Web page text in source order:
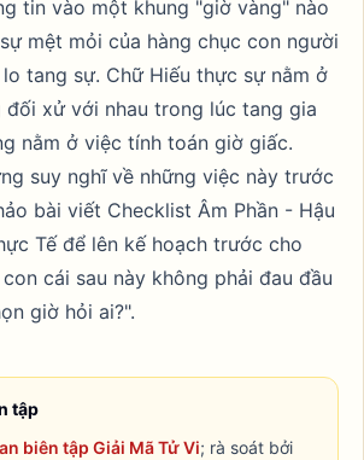
tin vào một khung "giờ vàng" nào
mệt mỏi của hàng chục con người
tang sự. Chữ Hiếu thực sự nằm ở
đối xử với nhau trong lúc tang gia
nằm ở việc tính toán giờ giấc.
suy nghĩ về những việc này trước
bài viết Checklist Âm Phần - Hậu
Tếđể lên kế hoạch trước cho
cái sau này không phải đau đầu
giờ hỏi ai?".
tập
biên tập Giải Mã Tử Vi; rà soát bởi